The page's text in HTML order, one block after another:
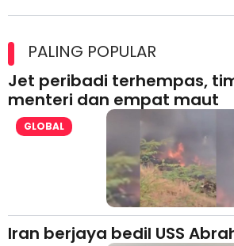
lesen separuh pertama 2026
PALING POPULAR
Jet peribadi terhempas,
menteri dan empat maut
GLOBAL
Iran berjaya bedil USS